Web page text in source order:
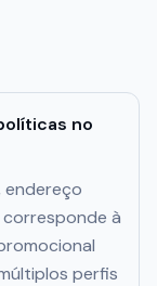
no
endereço
corresponde à
perfis